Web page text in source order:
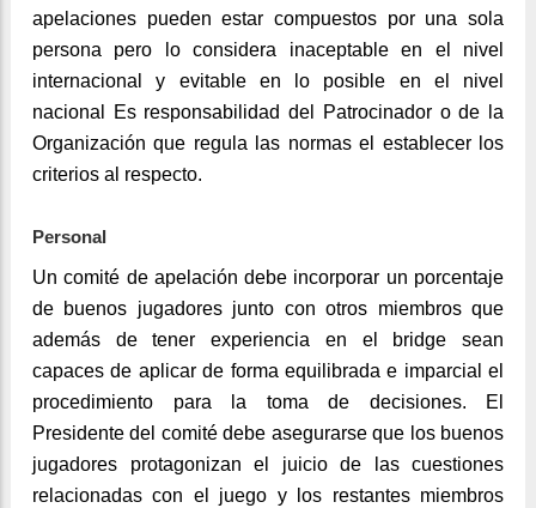
apelaciones pueden estar compuestos por una sola
persona pero lo considera inaceptable en el nivel
internacional y evitable en lo posible en el nivel
nacional Es responsabilidad del Patrocinador o de la
Organización que regula las normas el establecer los
criterios al respecto.
Personal
Un comité de apelación debe incorporar un porcentaje
de buenos jugadores junto con otros miembros que
además de tener experiencia en el bridge sean
capaces de aplicar de forma equilibrada e imparcial el
procedimiento para la toma de decisiones. El
Presidente del comité debe asegurarse que los buenos
jugadores protagonizan el juicio de las cuestiones
relacionadas con el juego y los restantes miembros